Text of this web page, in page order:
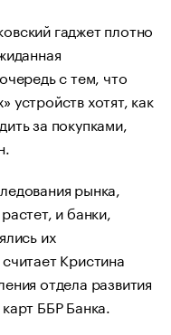
гаджет плотно
с тем, что
устройств хотят, как
за покупками,
рынка,
и банки,
их
Кристина
отдела развития
ББР Банка.